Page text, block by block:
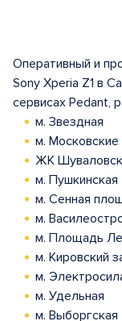
Оперативный и
Sony Xperia Z1 в
сервисах Pedant,
м. Звездная
м. Московские
ЖК
м. Пушкинская
м. Сенная
м.
м. Площадь
м. Кировский
м.
м. Удельная
м. Выборгская